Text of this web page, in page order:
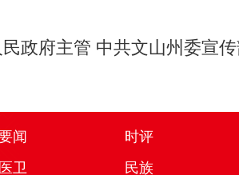
政府主管 中共文山州委宣
闻 时评
医卫 民族